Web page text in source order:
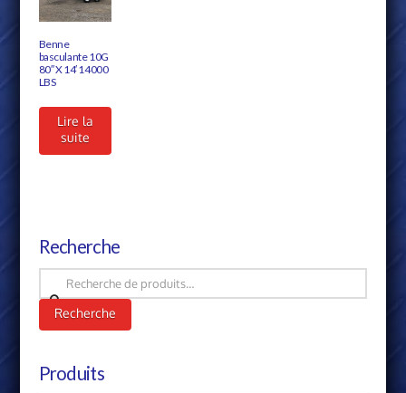
Benne
basculante 10G
80″ X 14′ 14000
LBS
Lire la
suite
Recherche
Recherche
pour :
Recherche
Produits